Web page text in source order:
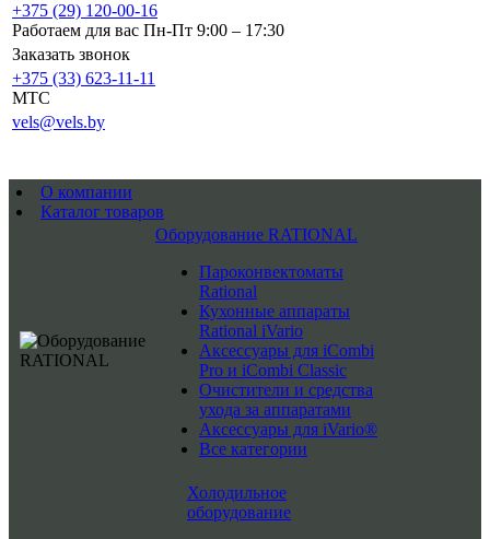
+375 (29) 120-00-16
Работаем для вас Пн-Пт 9:00 – 17:30
Заказать звонок
+375 (33) 623-11-11
MTC
vels@vels.by
О компании
Каталог товаров
Оборудование RATIONAL
Пароконвектоматы
Rational
Кухонные аппараты
Rational iVario
Аксессуары для iCombi
Pro и iCombi Classic
Очистители и средства
ухода за аппаратами
Аксессуары для iVario®
Все категории
Холодильное
оборудование